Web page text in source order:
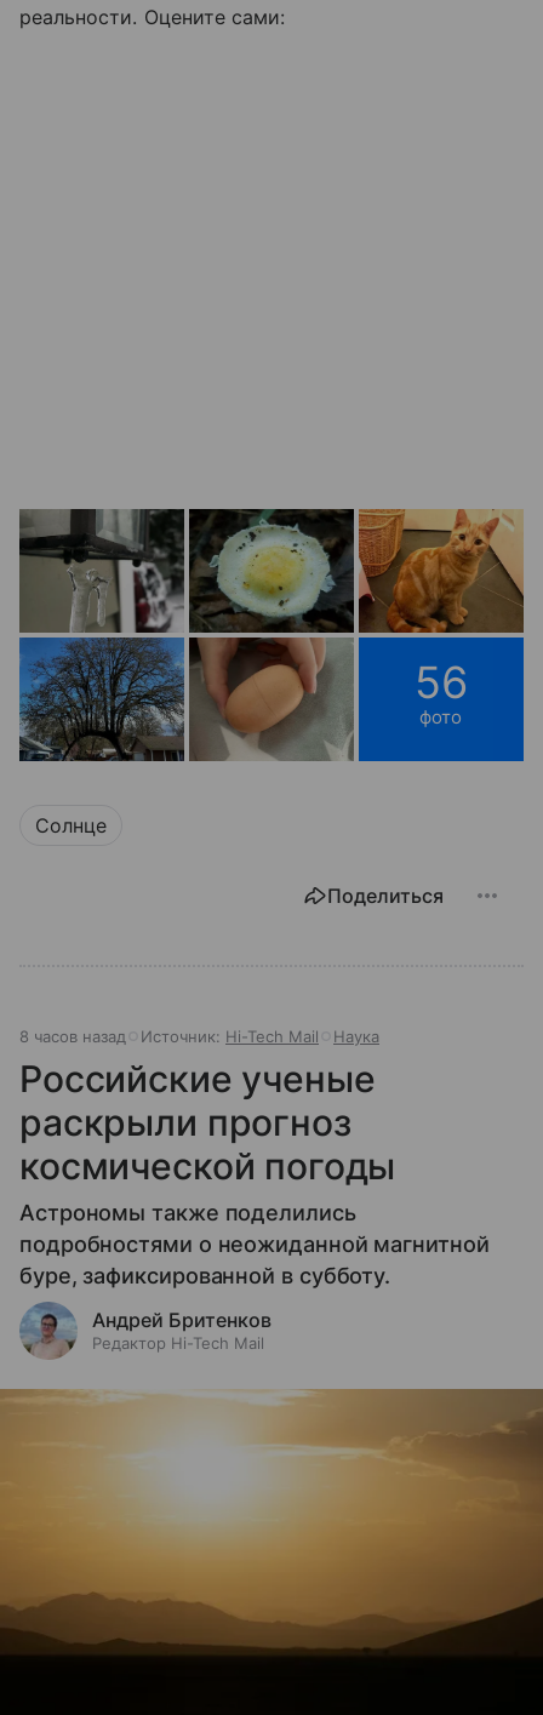
реальности. Оцените сами:
56
фото
Солнце
Поделиться
8 часов назад Источник: Hi-Tech Mail Наука
Российские ученые
раскрыли прогноз
космической погоды
Астрономы также поделились
подробностями о неожиданной магнитной
буре, зафиксированной в субботу.
Андрей Бритенков
Редактор Hi-Tech Mail